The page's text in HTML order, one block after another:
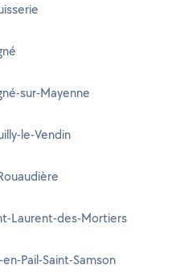
sur-Mayenne
le-Vendin
Laurent-des-Mortiers
Pail-Saint-Samson